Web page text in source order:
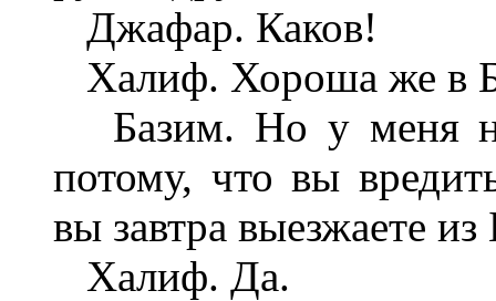
Джафар. Каков!
Халиф. Хороша же в
Базим. Но у меня
потому, что вы
вы завтра выезжаете из
Халиф. Да.